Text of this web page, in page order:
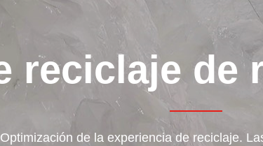
reciclaje de
Optimización de la experiencia de reciclaje.